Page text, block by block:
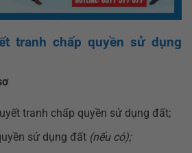
tranh chấp quyền sử dụng
tranh chấp quyền sử dụng đất;
sử dụng đất (nếu có);